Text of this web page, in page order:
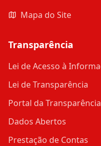
Mapa do Site
Transparência
Lei de Acesso à
Lei de Transparência
Portal da Transparência
Dados Abertos
Prestação de Contas